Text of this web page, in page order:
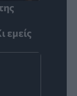
εμείς